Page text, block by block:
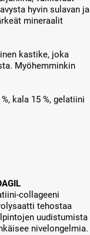
hyvin sulavan ja
mineraalit
kastike, joka
Myöhemminkin
kala 15 %, gelatiini
collageeni
tehostaa
uudistumista
nivelongelmia.